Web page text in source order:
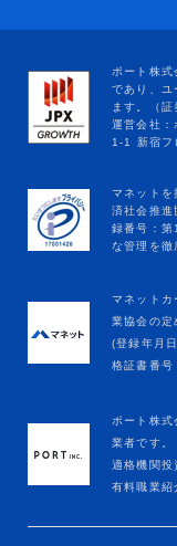
マネットカ
業協会の定
(登録年月
格証書番
ポート株
業者です。
適格機関投
有料職業